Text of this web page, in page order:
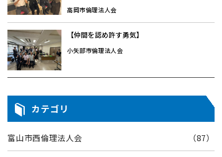
高岡市倫理法人会
【仲間を認め許す勇気】
小矢部市倫理法人会
カテゴリ
富山市西倫理法人会 （87）